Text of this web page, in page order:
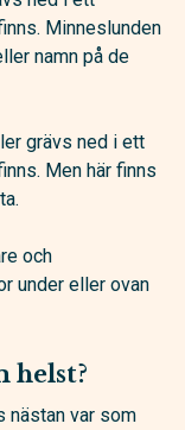
Minneslunden
namn på de
grävs ned i ett
Men här finns
och
under eller ovan
helst?
nästan var som